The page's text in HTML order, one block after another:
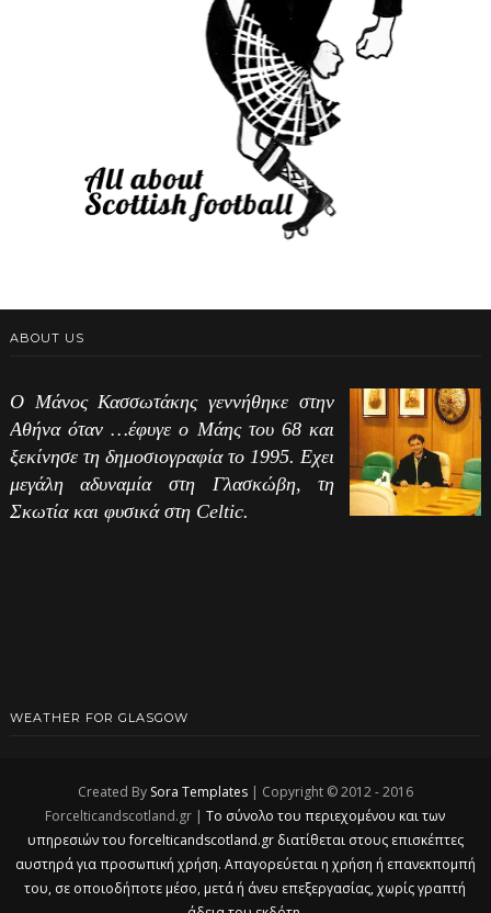
ABOUT US
Ο Μάνος Κασσωτάκης γεννήθηκε στην
Αθήνα όταν …έφυγε ο Μάης του 68 και
ξεκίνησε τη δημοσιογραφία το 1995. Εχει
μεγάλη αδυναμία στη Γλασκώβη, τη
Σκωτία και φυσικά στη Celtic.
WEATHER FOR GLASGOW
Created By Sora Templates| Copyright © 2012 - 2016
Forcelticandscotland.gr |Το σύνολο του περιεχομένου και των
υπηρεσιών του forcelticandscotland.gr διατίθεται στους επισκέπτες
αυστηρά για προσωπική χρήση. Απαγορεύεται η χρήση ή επανεκπομπή
του, σε οποιοδήποτε μέσο, μετά ή άνευ επεξεργασίας, χωρίς γραπτή